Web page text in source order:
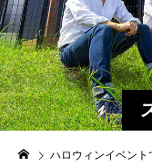
ハロウィンイベント